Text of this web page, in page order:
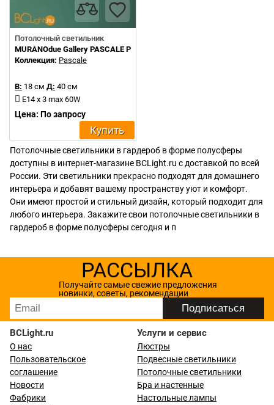
Потолочный светильник
MURANOdue Gallery PASCALE PL 40
Коллекция: Pascale
В: 18 см Д: 40 см
E14 x 3 max 60W
Цена: По запросу
Купить
Потолочные светильники в гардероб в форме полусферы
доступны в интернет-магазине BCLight.ru с доставкой по всей
России. Эти светильники прекрасно подходят для домашнего
интерьера и добавят вашему пространству уют и комфорт.
Они имеют простой и стильный дизайн, который подходит для
любого интерьера. Закажите свои потолочные светильники в
гардероб в форме полусферы сегодня и п
РАССЫЛКА
Получайте самые свежие предложения
новинки, советы, рекомендации
BCLight.ru
О нас
Пользовательское
соглашение
Новости
Фабрики
Услуги и сервис
Люстры
Подвесные светильники
Потолочные светильники
Бра и настенные
Настольные лампы